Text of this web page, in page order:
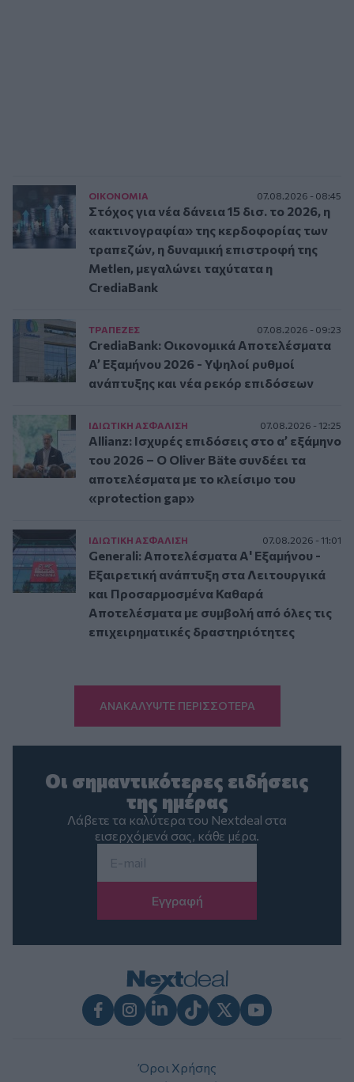
ΟΙΚΟΝΟΜΙΑ 07.08.2026 - 08:45
Στόχος για νέα δάνεια 15 δισ. το 2026, η
«ακτινογραφία» της κερδοφορίας των
τραπεζών, η δυναμική επιστροφή της
Metlen, μεγαλώνει ταχύτατα η
CrediaBank
ΤΡAΠΕΖΕΣ 07.08.2026 - 09:23
CrediaBank: Οικονομικά Αποτελέσματα
A’ Εξαμήνου 2026 - Υψηλοί ρυθμοί
ανάπτυξης και νέα ρεκόρ επιδόσεων
ΙΔΙΩΤΙΚΗ ΑΣΦAΛΙΣΗ 07.08.2026 - 12:25
Allianz: Ισχυρές επιδόσεις στο α’ εξάμηνο
του 2026 – Ο Oliver Bäte συνδέει τα
αποτελέσματα με το κλείσιμο του
«protection gap»
ΙΔΙΩΤΙΚΗ ΑΣΦAΛΙΣΗ 07.08.2026 - 11:01
Generali: Αποτελέσματα Α' Εξαμήνου -
Εξαιρετική ανάπτυξη στα Λειτουργικά
και Προσαρμοσμένα Καθαρά
Αποτελέσματα με συμβολή από όλες τις
επιχειρηματικές δραστηριότητες
ΑΝΑΚΑΛΥΨΤΕ ΠΕΡΙΣΣΟΤΕΡΑ
Οι σημαντικότερες ειδήσεις
της ημέρας
Λάβετε τα καλύτερα του Nextdeal στα
εισερχόμενά σας, κάθε μέρα.
Όροι Χρήσης